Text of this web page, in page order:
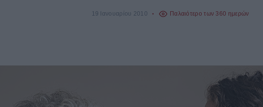
19 Ιανουαρίου 2010 Παλαιότερο των 360 ημερών